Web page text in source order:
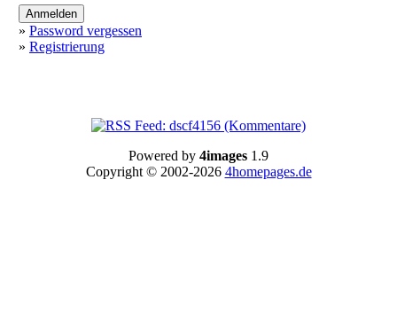
» Password vergessen
» Registrierung
Powered by 4images 1.9
Copyright © 2002-2026 4homepages.de